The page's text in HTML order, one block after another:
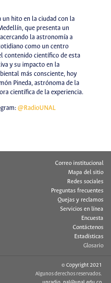
un hito en la ciudad con la
que presenta un
la astronomía a
como un centro
contenido científico de esta
y su impacto en la
más consciente, hoy
Pineda, astrónoma de la
científica de la experiencia.
@RadioUNAL
Correo institucional
Mapa del sitio
Redes sociales
Preguntas frecuentes
Quejas y reclamos
Servicios en línea
Encuesta
Contáctenos
Estadísticas
Glosario
© Copyright 2021
Algunos derechos reservados.